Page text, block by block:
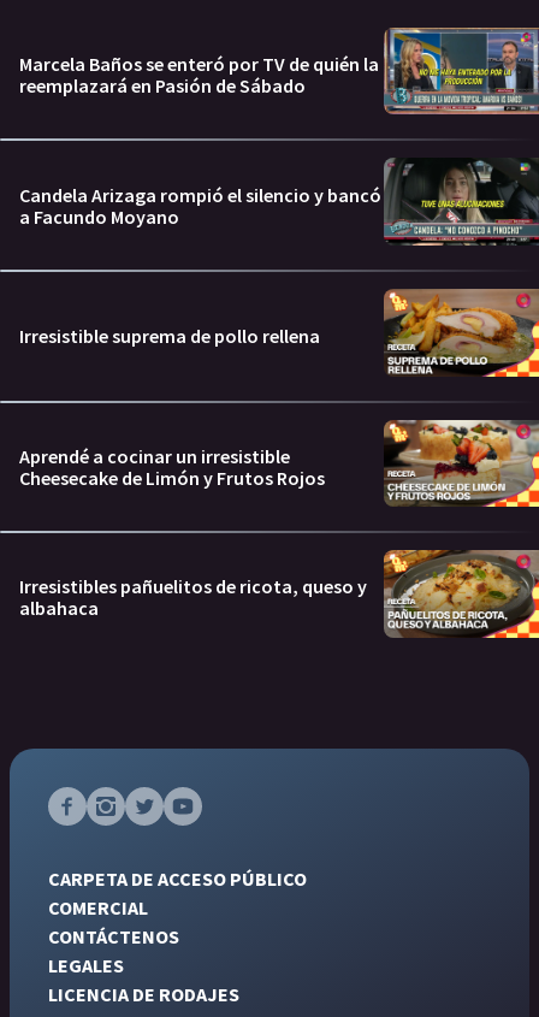
Marcela Baños se enteró por TV de quién la
reemplazará en Pasión de Sábado
Candela Arizaga rompió el silencio y bancó
a Facundo Moyano
Irresistible suprema de pollo rellena
Aprendé a cocinar un irresistible
Cheesecake de Limón y Frutos Rojos
Irresistibles pañuelitos de ricota, queso y
albahaca
CARPETA DE ACCESO PÚBLICO
COMERCIAL
CONTÁCTENOS
LEGALES
LICENCIA DE RODAJES